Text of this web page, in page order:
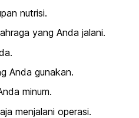
nutrisi.
yang Anda jalani.
Anda gunakan.
minum.
menjalani operasi.